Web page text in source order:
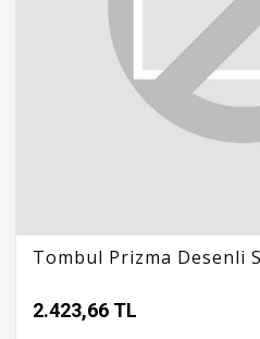
Tombul Prizma Desenli
2.423,66 TL